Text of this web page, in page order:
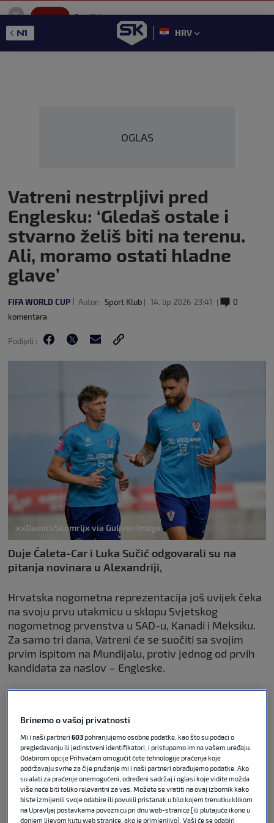
SportKlub
GET - On the Google Play
HRV
OGLAS
Vatreni nestrpljivi pred
Englesku: ‘Gledaš ostale i
stvarno želiš biti na terenu.
Ali, moramo ostati hladne
glave’
FIFA WORLD CUP Autor: Sport Klub 14. lip 2026 23:41
0
komentara
Podijeli :
xxDamirxSkomrljx via Guliver Image
Duje Ćaleta-Car i Luka Sučić odgovarali su na
pitanja novinara u Alexandriji,
Hrvatska nogometna reprezentacija još uvijek čeka
na svoju prvu utakmicu u sklopu Svjetskog
nogometnog prvenstva u SAD-u, Kanadi i Meksiku.
Za samo tri dana, Vatreni će se suočiti sa svojim
prvim ispitom na Mundijalu, protiv jednog od prvih
kandidata za naslov – Engleske.
Kao i svakog dana, ondje je bila organizirana
konferencija za medije na kojoj su prisustovali Luka
Sučić i Duje Ćaleta-Car.
U kontekstu igranja protiv Engleske, novinari su
upitali hrvatskog stopera o iskustvu igranja u
Premier ligi kad je branio boje Southamptona:
Brinemo o vašoj privatnosti
Mi i naši partneri603pohranjujemo osobne podatke, kao što su podaci o
pregledavanju ili jedinstveni identifikatori, i pristupamo im na vašem uređaju.
Odabirom opcije Prihvaćam omogućit ćete tehnologije praćenja koje
podržavaju svrhe za čije pružanje mi i naši partneri obrađujemo podatke. Ako
su alati za praćenje onemogućeni, određeni sadržaj i oglasi koje vidite možda
više neće biti toliko relevantni za vas. Možete se vratiti na ovaj izbornik kako
biste izmijenili svoje odabire ili povukli pristanak u bilo kojem trenutku klikom
na Upravljaj postavkama poveznicu pri dnu web-stranice [ili plutajuće ikone u
donjem lijevom kutu web stranice, ako je primjenjivo]. Vaši će se odabiri